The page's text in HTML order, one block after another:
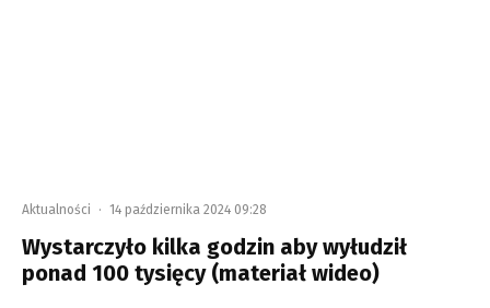
Aktualności · 14 października 2024 09:28
Wystarczyło kilka godzin aby wyłudził
ponad 100 tysięcy (materiał wideo)